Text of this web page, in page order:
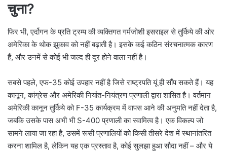
चुना?
फिर भी, एर्दोगन के प्रति ट्रम्प की व्यक्तिगत गर्मजोशी इसराइल से तुर्किये की ओर
अमेरिका के थोक झुकाव को नहीं बढ़ाती है। इसके कई कठिन संरचनात्मक कारण
हैं, और उनमें से कोई भी जल्द ही दूर होने वाला नहीं है।
सबसे पहले, एफ-35 कोई उपहार नहीं है जिसे राष्ट्रपति यूं ही सौंप सकते हैं। यह
कानून, कांग्रेस और अमेरिकी निर्यात-नियंत्रण प्रणाली द्वारा शासित है। वर्तमान
अमेरिकी कानून तुर्किये को F-35 कार्यक्रम में वापस आने की अनुमति नहीं देता है,
जबकि उसके पास अभी भी S-400 प्रणाली का स्वामित्व है। एक विकल्प जो
सामने लाया जा रहा है, उसमें रूसी प्रणालियों को किसी तीसरे देश में स्थानांतरित
करना शामिल है, लेकिन यह एक प्रस्ताव है, कोई सुलझा हुआ सौदा नहीं – और ये